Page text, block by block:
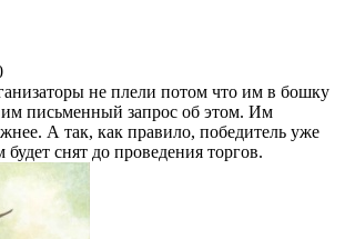
не плели потом что им в бошку
им письменный запрос об этом. Им
А так, как правило, победитель уже
снят до проведения торгов.